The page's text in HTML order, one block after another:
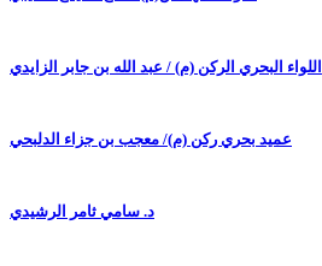
اللواء البحري الركن (م) / عبد الله بن جابر الزايدي
عميد بحري ركن (م)/ معجب بن جزاء الدلبحي
د. سامي ثامر الرشيدي